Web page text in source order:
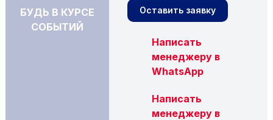
БУДЬ В КУРСЕ
СОБЫТИЙ
Оставить заявку
Написать
менеджеру в
WhatsApp
Написать
менеджеру в